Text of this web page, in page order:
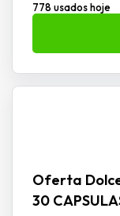
778 usados hoje
Oferta
30